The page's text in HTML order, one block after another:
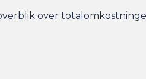
over
aftale her eller via